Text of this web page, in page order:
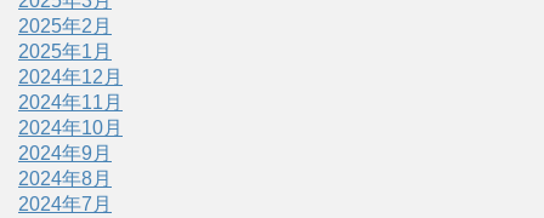
2025年2月
2025年1月
2024年12月
2024年11月
2024年10月
2024年9月
2024年8月
2024年7月